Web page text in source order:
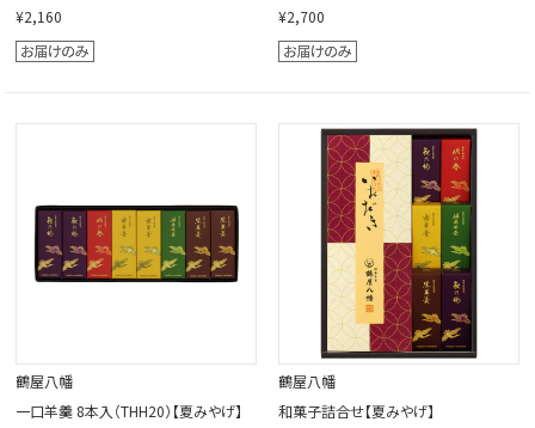
¥2,160
¥2,700
鶴屋八幡
一口羊羹 8本入（THH20）【夏みやげ】
鶴屋八幡
和菓子詰合せ【夏みやげ】